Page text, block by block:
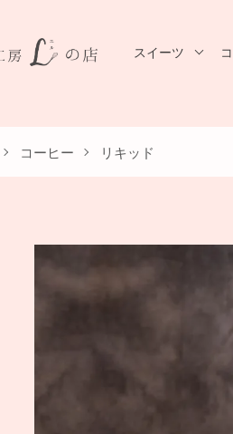
スイーツ
コーヒー リキッド